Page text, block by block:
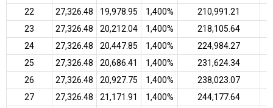
22
₹27,326.48 ₹19,978.95 1,400%
₹210,991.21
23
₹27,326.48 ₹20,212.04 1,400%
₹218,105.64
24
₹27,326.48 ₹20,447.85 1,400%
₹224,984.27
25
₹27,326.48 ₹20,686.41 1,400%
₹231,624.34
26
₹27,326.48 ₹20,927.75 1,400%
₹238,023.07
27
₹27,326.48 ₹21,171.91 1,400%
₹244,177.64